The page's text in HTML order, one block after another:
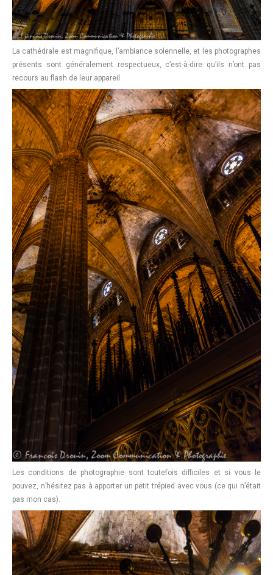
La cathédrale est magnifique, l’ambiance solennelle, et les photographes
présents sont généralement respectueux, c’est-à-dire qu’ils n’ont pas
recours au flash de leur appareil.
Les conditions de photographie sont toutefois difficiles et si vous le
pouvez, n’hésitez pas à apporter un petit trépied avec vous (ce qui n’était
pas mon cas).